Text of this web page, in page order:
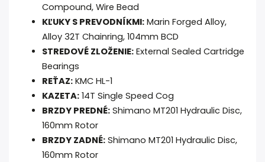
Compound, Wire Bead
KĽUKY S PREVODNÍKMI: Marin Forged Alloy,
Alloy 32T Chainring, 104mm BCD
STREDOVÉ ZLOŽENIE: External Sealed Cartridge
Bearings
REŤAZ: KMC HL-1
KAZETA: 14T Single Speed Cog
BRZDY PREDNÉ: Shimano MT201 Hydraulic Disc,
160mm Rotor
BRZDY ZADNÉ: Shimano MT201 Hydraulic Disc,
160mm Rotor